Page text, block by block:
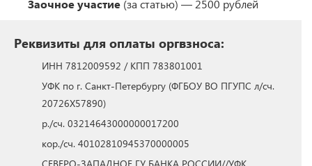
Заочное участие (за статью) — 2500 рублей
Реквизиты для оплаты оргвзноса:
ИНН 7812009592 / КПП 783801001
УФК по г. Санкт-Петербургу (ФГБОУ ВО ПГУПС л/сч.
20726Х57890)
р./сч. 03214643000000017200
кор./сч. 40102810945370000005
СЕВЕРО-ЗАПАДНОЕ ГУ БАНКА РОССИИ//УФК